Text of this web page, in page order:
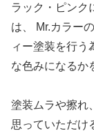
ラック・ピンク
は、 Mr.カラー
ィー塗装を行う
な色みになるか
塗装ムラや擦れ
思っていただけ